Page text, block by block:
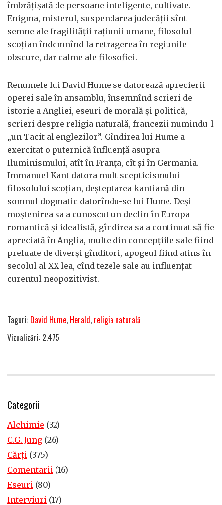
îmbrățișată de persoane inteligente, cultivate.
Enigma, misterul, suspendarea judecății sînt
semne ale fragilității rațiunii umane, filosoful
scoțian îndemnînd la retragerea în regiunile
obscure, dar calme ale filosofiei.
Renumele lui David Hume se datorează aprecierii
operei sale în ansamblu, însemnînd scrieri de
istorie a Angliei, eseuri de morală și politică,
scrieri despre religia naturală, francezii numindu-l
„un Tacit al englezilor”. Gîndirea lui Hume a
exercitat o puternică înfluență asupra
Iluminismului, atît în Franța, cît și în Germania.
Immanuel Kant datora mult scepticismului
filosofului scoțian, deșteptarea kantiană din
somnul dogmatic datorîndu-se lui Hume. Deși
moștenirea sa a cunoscut un declin în Europa
romantică și idealistă, gîndirea sa a continuat să fie
apreciată în Anglia, multe din concepțiile sale fiind
preluate de diverși gînditori, apogeul fiind atins în
secolul al XX-lea, cînd tezele sale au influențat
curentul neopozitivist.
Taguri: David Hume, Herald, religia naturală
Vizualizări: 2.475
Categorii
Alchimie (32)
C.G. Jung (26)
Cărţi (375)
Comentarii (16)
Eseuri (80)
Interviuri (17)